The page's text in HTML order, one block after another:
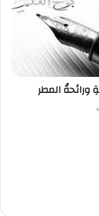
ورائحةُ المطر